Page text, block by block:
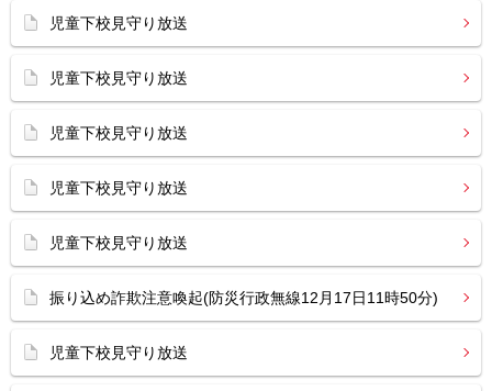
児童下校見守り放送
児童下校見守り放送
児童下校見守り放送
児童下校見守り放送
児童下校見守り放送
振り込め詐欺注意喚起(防災行政無線12月17日11時50分)
児童下校見守り放送